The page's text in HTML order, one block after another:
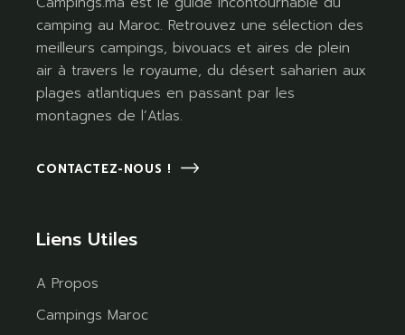
camping au Maroc. Retrouvez une sélection des
meilleurs campings, bivouacs et aires de plein
air à travers le royaume, du désert saharien aux
plages atlantiques en passant par les
montagnes de l’Atlas.
CONTACTEZ-NOUS !
Liens Utiles
A Propos
Campings Maroc